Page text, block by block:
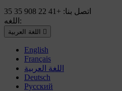
اتصل بنا: +41 22 908 35 35
اللغه:
اللغة العربية 
English
Français
اللغة العربية
Deutsch
Русский